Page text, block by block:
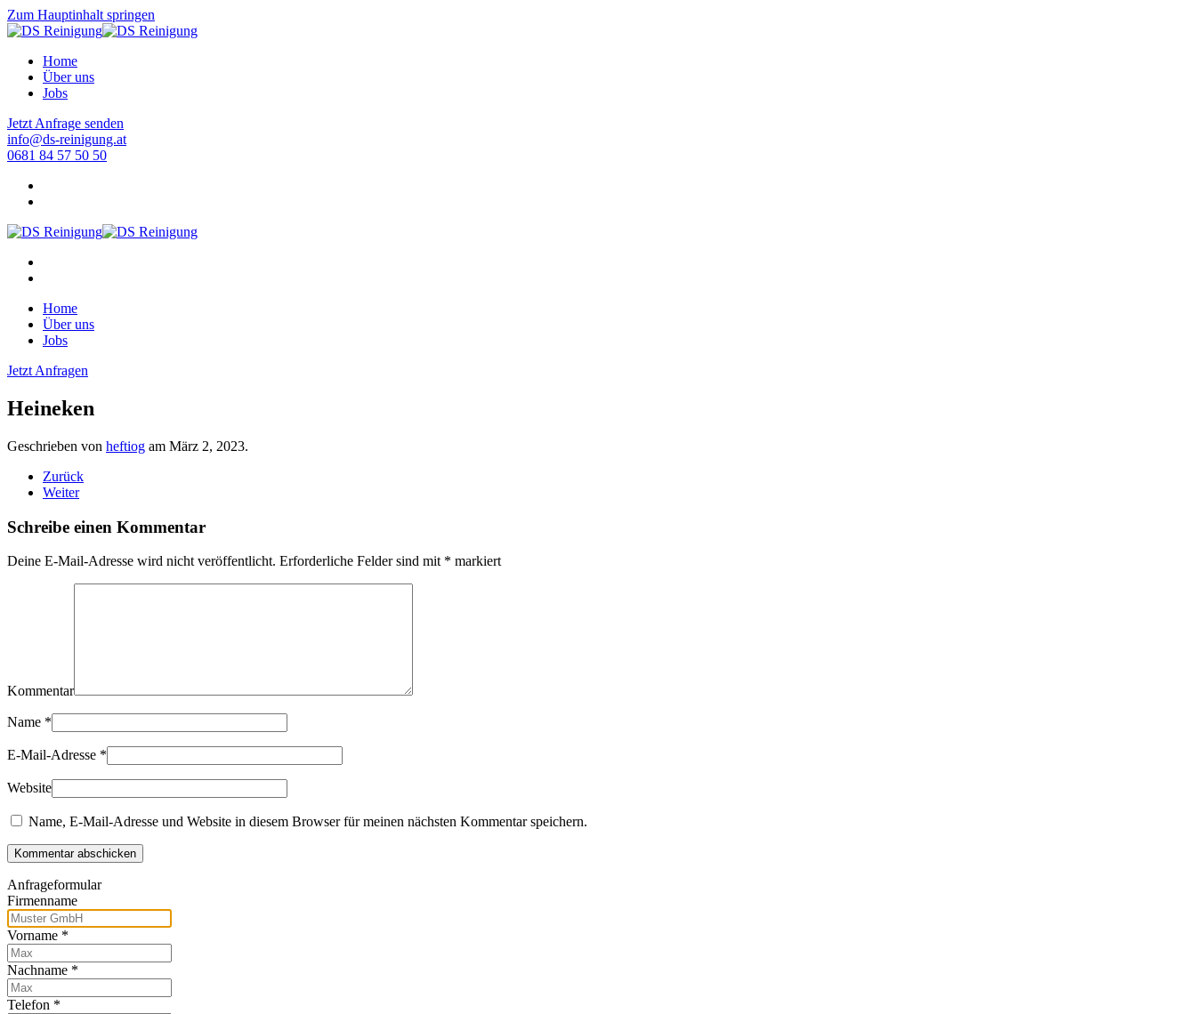
Zum Hauptinhalt springen
Home
Über uns
Jobs
Jetzt Anfrage senden
info@ds-reinigung.at
0681 84 57 50 50
Home
Über uns
Jobs
Jetzt Anfragen
Heineken
Geschrieben von heftiog am März 2, 2023.
Zurück
Weiter
Schreibe einen Kommentar
Deine E-Mail-Adresse wird nicht veröffentlicht. Erforderliche Felder sind mit * markiert
Kommentar
Name *
E-Mail-Adresse *
Website
Name, E-Mail-Adresse und Website in diesem Browser für meinen nächsten Kommentar speichern.
Kommentar abschicken
Anfrageformular
Firmenname
Vorname *
Nachname *
Telefon *